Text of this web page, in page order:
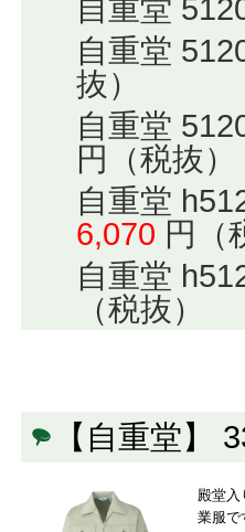
自重堂
自重堂
抜）
自重堂
円（税抜）
自重堂
6,070 円（
自重堂
（税抜）
【自重堂
殿堂入
業服で